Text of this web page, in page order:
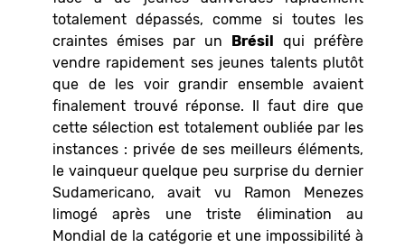
totalement dépassés, comme si toutes les
craintes émises par un
Brésil
qui préfère
vendre rapidement ses jeunes talents plutôt
que de les voir grandir ensemble avaient
finalement trouvé réponse. Il faut dire que
cette sélection est totalement oubliée par les
instances : privée de ses meilleurs éléments,
le vainqueur quelque peu surprise du dernier
Sudamericano, avait vu Ramon Menezes
limogé après une triste élimination au
Mondial de la catégorie et une impossibilité à